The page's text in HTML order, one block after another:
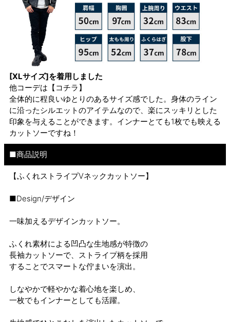
[XLサイズ]を着用しました
他コーデは 【コチラ】
全体的に程良いゆとりのあるサイズ感でした。身体のライン
に沿ったシルエットのアイテムなので、楽にスッキリとした
印象を与えることができます。インナーとても1枚でも映える
カットソーですね！
■商品説明
【ふくれストライプVネックカットソー】
■Design/デザイン
一味加えるデザインカットソー。
ふくれ素材による凹凸な生地感が特徴の
長袖カットソーで、ストライプ柄を採用
することでスマートな佇まいを演出。
しなやかで軽やかな着心地を楽しめ、
一枚でもインナーとしても活躍。